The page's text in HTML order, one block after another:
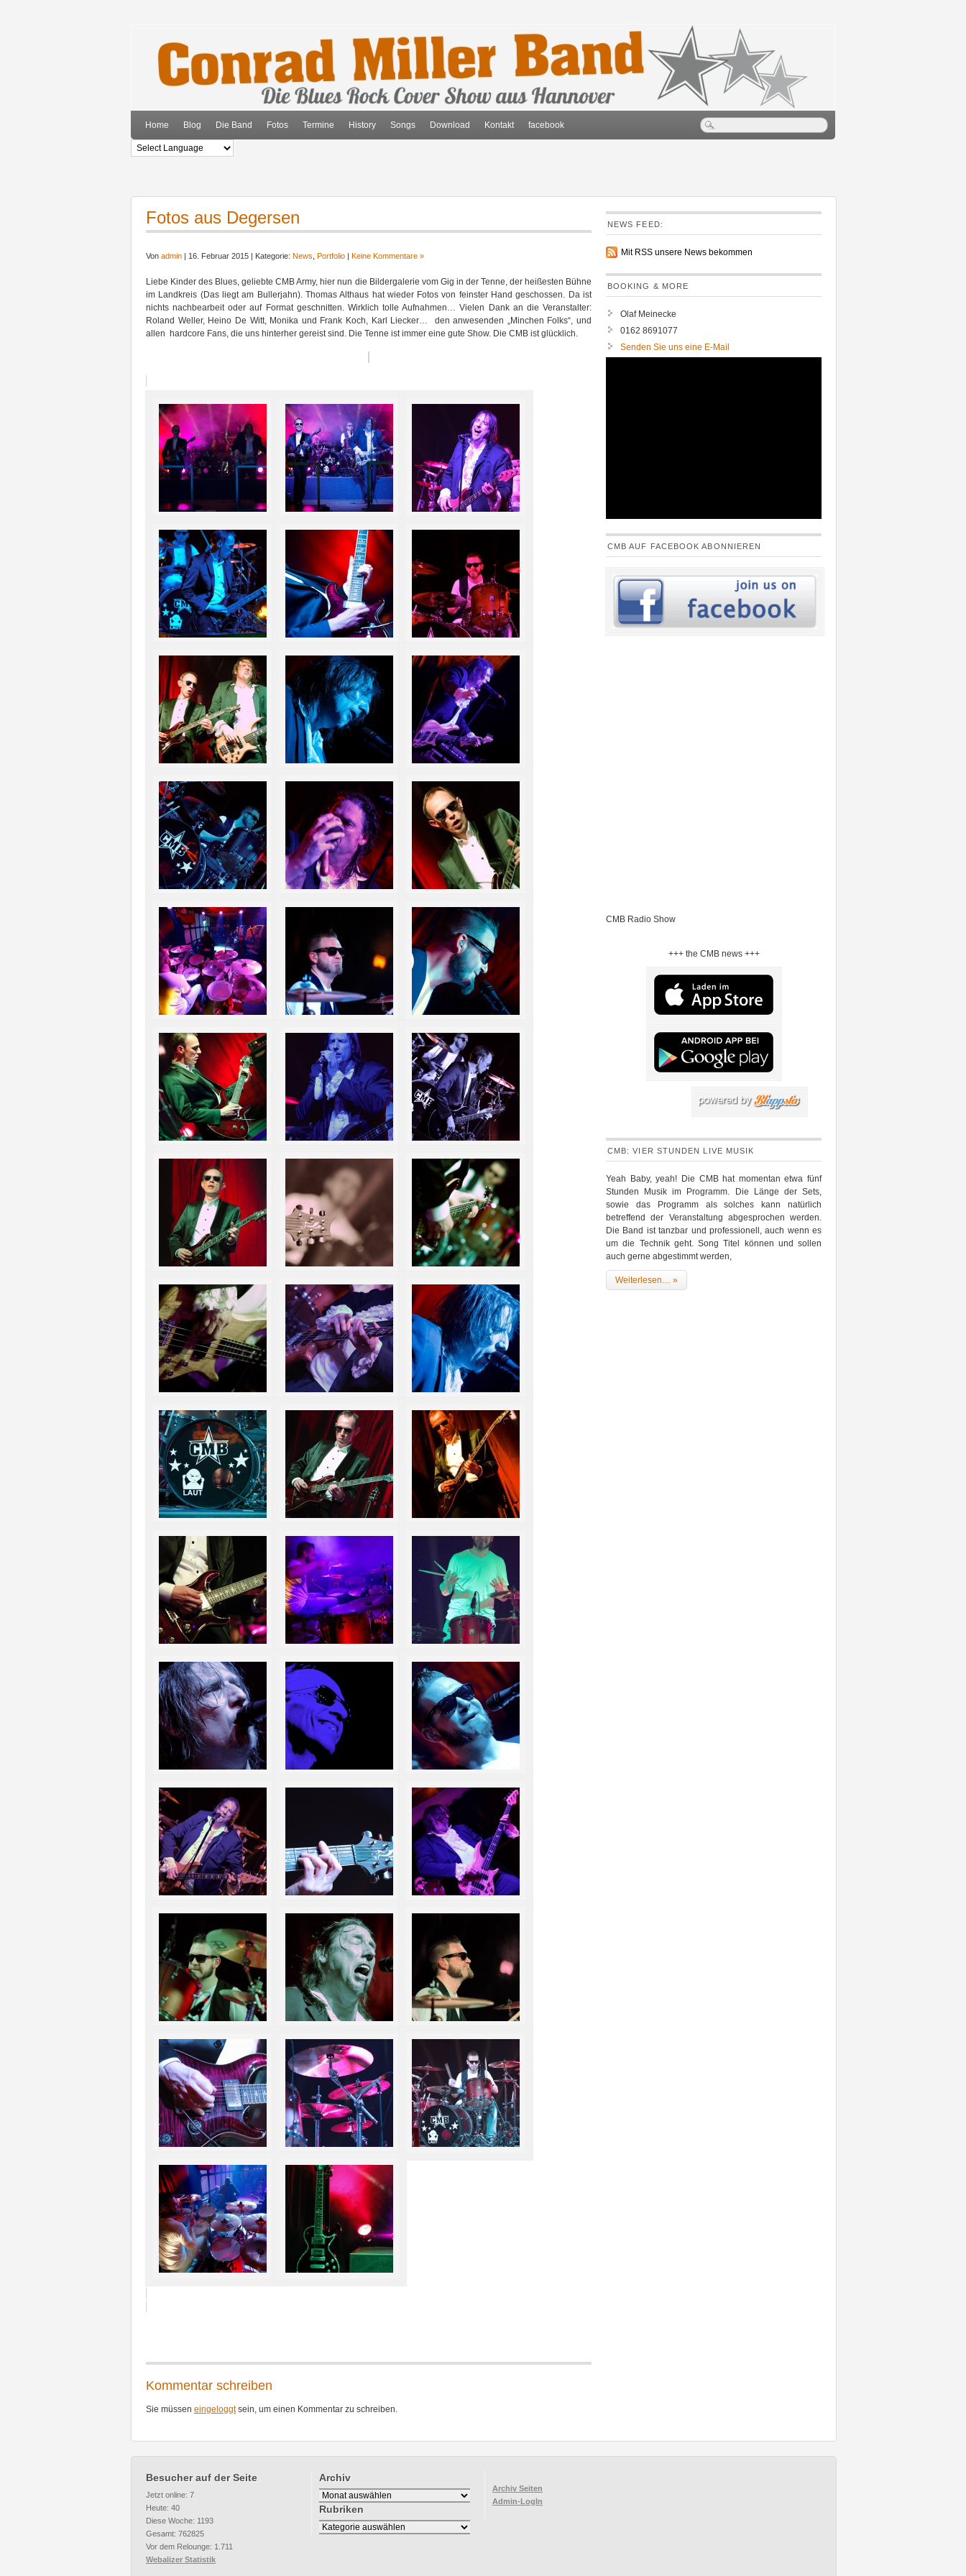
Home Blog Die Band Fotos Termine History Songs Download Kontakt facebook
Fotos aus Degersen
Von admin | 16. Februar 2015 | Kategorie: News Portfolio | Keine Kommentare »
Liebe Kinder des Blues, geliebte CMB Army, hier nun die Bildergalerie vom Gig in der Tenne, der heißesten Bühne
im Landkreis (Das liegt am Bullerjahn). Thomas Althaus hat wieder Fotos von feinster Hand geschossen. Da ist
nichts nachbearbeit oder auf Format geschnitten. Wirklich tolle Aufnahmen… Vielen Dank an die Veranstalter:
Roland Weller, Heino De Witt, Monika und Frank Koch, Karl Liecker… den anwesenden „Minchen Folks“, und
allen hardcore Fans, die uns hinterher gereist sind. Die Tenne ist immer eine gute Show. Die CMB ist glücklich.
Kommentar schreiben
Sie müssen eingeloggtsein, um einen Kommentar zu schreiben.
NEWS FEED:
Mit RSS unsere News bekommen
BOOKING & MORE
Olaf Meinecke
0162 8691077
Senden Sie uns eine E-Mail
CMB AUF FACEBOOK ABONNIEREN
CMB Radio Show
+++ the CMB news +++
CMB: VIER STUNDEN LIVE MUSIK
Yeah Baby, yeah! Die CMB hat momentan etwa fünf
Stunden Musik im Programm. Die Länge der Sets,
sowie das Programm als solches kann natürlich
betreffend der Veranstaltung abgesprochen werden.
Die Band ist tanzbar und professionell, auch wenn es
um die Technik geht. Song Titel können und sollen
auch gerne abgestimmt werden,
Weiterlesen… »
Besucher auf der Seite
Jetzt online: 7
Heute: 40
Diese Woche: 1193
Gesamt: 762825
Vor dem Relounge: 1.711
Webalizer Statistik
Archiv
Archiv
Rubriken
Rubriken
Archiv Seiten
Admin-LogIn